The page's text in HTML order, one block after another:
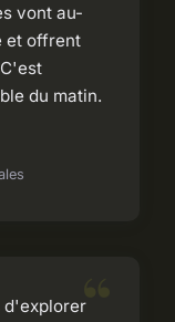
vont au-
et offrent
du matin.
d'explorer